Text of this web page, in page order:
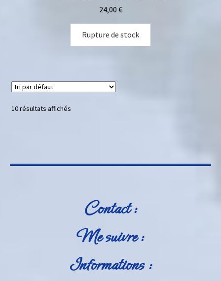
24,00 €
Rupture de stock
10 résultats affichés
Contact :
Me suivre :
Informations :